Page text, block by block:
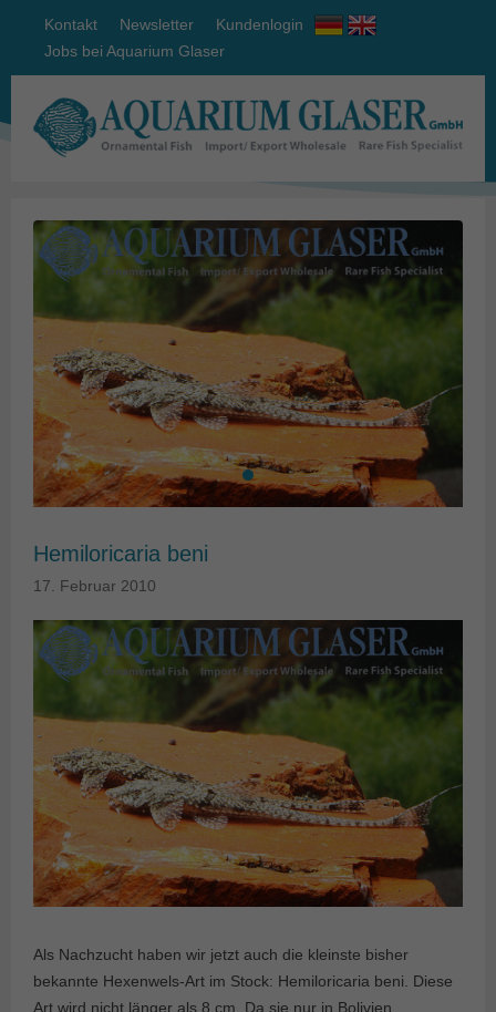
Kontakt Newsletter
Kundenlogin
Jobs bei Aquarium Glaser
Hemiloricaria beni
17. Februar 2010
Als Nachzucht haben wir jetzt auch die kleinste bisher
bekannte Hexenwels-Art im Stock: Hemiloricaria beni. Diese
Art wird nicht länger als 8 cm. Da sie nur in Bolivien